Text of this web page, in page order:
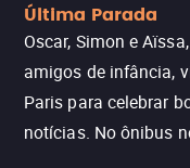
Última Parada
Oscar, Simon e
amigos de infância,
Paris para celebrar
notícias. No ônibus